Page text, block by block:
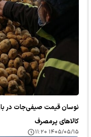
نوسان قیمت صیفی‌جات در
کالا‌های پرمصرف
۱۴۰۵/۰۵/۱۵ ۱۱:۲۰